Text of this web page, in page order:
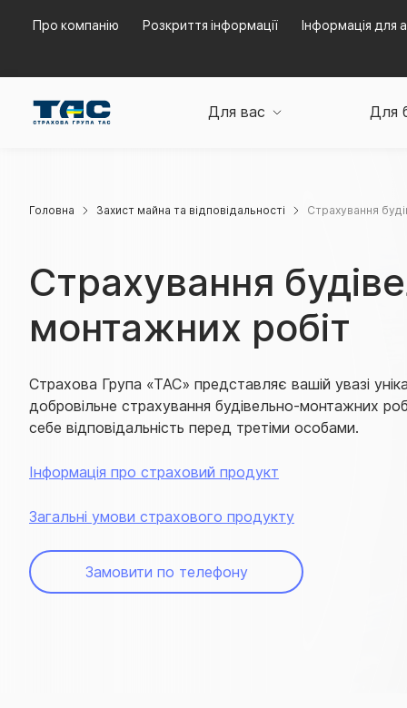
Про компанію Розкриття інформації Інформація для
Для вас Для
Головна Захист майна та відповідальності Страхування
Страхування
монтажних робіт
Страхова Група «ТАС» представляє вашій увазі
добровільне страхування будівельно-монтажних
себе відповідальність перед третіми особами.
Інформація про страховий продукт
Загальні умови страхового продукту
Замовити по телефону